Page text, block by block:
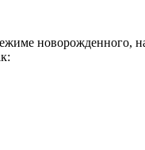
новорожденного,